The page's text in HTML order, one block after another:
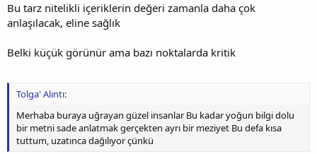
Bu tarz nitelikli içeriklerin değeri zamanla daha çok
anlaşılacak, eline sağlık
Belki küçük görünür ama bazı noktalarda kritik
Tolga' Alıntı:
Merhaba buraya uğrayan güzel insanlar Bu kadar yoğun bilgi dolu
bir metni sade anlatmak gerçekten ayrı bir meziyet Bu defa kısa
tuttum, uzatınca dağılıyor çünkü